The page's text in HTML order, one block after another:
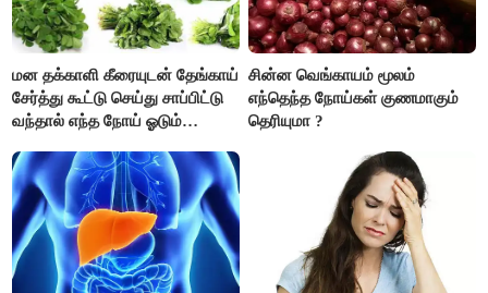
மன தக்காளி கீரையுடன் தேங்காய்
சேர்த்து கூட்டு செய்து சாப்பிட்டு
வந்தால் எந்த நோய் ஓடும்
சின்ன வெங்காயம் மூலம்
எந்தெந்த நோய்கள் குணமாகும்
தெரியுமா ?